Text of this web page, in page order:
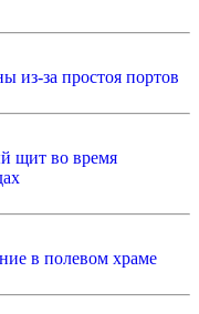
из-за простоя портов
щит во время
в полевом храме